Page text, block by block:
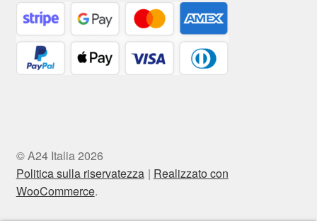
© A24 Italia 2026
Politica sulla riservatezza
Realizzato con
WooCommerce.